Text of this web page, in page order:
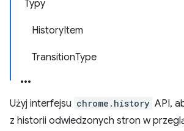
Typy
HistoryItem
TransitionType
Użyj interfejsu chrome.history API,
z historii odwiedzonych stron w